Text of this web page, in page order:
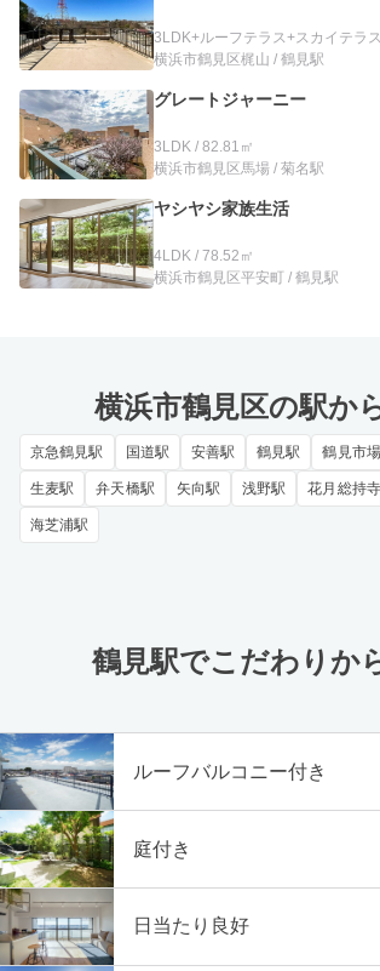
3LDK+ルーフテラス+スカイテラ
横浜市鶴見区梶山 / 鶴見駅
グレートジャーニー
3LDK / 82.81㎡
横浜市鶴見区馬場 / 菊名駅
ヤシヤシ家族生活
4LDK / 78.52㎡
横浜市鶴見区平安町 / 鶴見駅
横浜市鶴見区の駅か
京急鶴見駅 国道駅 安善駅 鶴見駅 鶴見市
生麦駅 弁天橋駅 矢向駅 浅野駅 花月総持
海芝浦駅
鶴見駅でこだわりか
ルーフバルコニー付き
庭付き
日当たり良好